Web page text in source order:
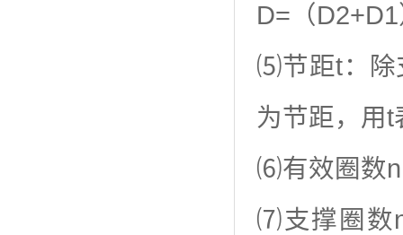
D=（
⑸节距t：除
为节距，用t
⑹有效圈数n
⑺支撑圈数